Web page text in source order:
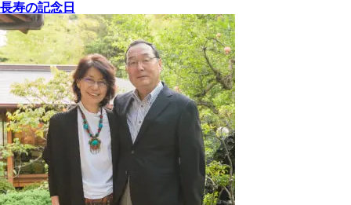
長寿の記念日